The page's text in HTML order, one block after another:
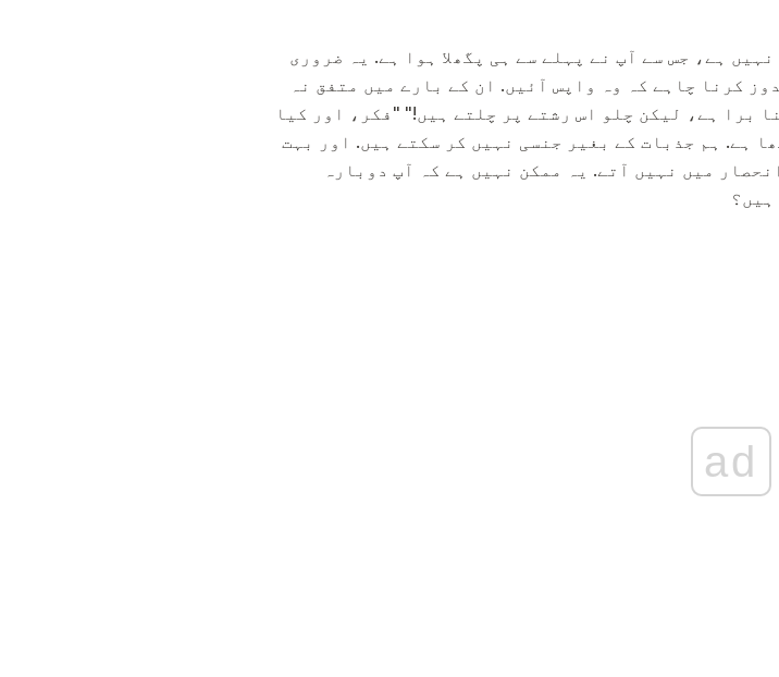
ہے، جس سے آپ نے پہلے سے ہی پگھلا ہوا ہے. یہ ضروری
کرنا چاہے کہ وہ واپس آئیں. ان کے بارے میں متفق نہ
برا ہے، لیکن چلو اس رشتے پر چلتے ہیں!" "فکر، اور کیا
ہے. ہم جذبات کے بغیر جنسی نہیں کر سکتے ہیں. اور بہت
میں نہیں آتے. یہ ممکن نہیں ہے کہ آپ دوبارہ
ad